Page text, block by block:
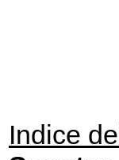
Indice